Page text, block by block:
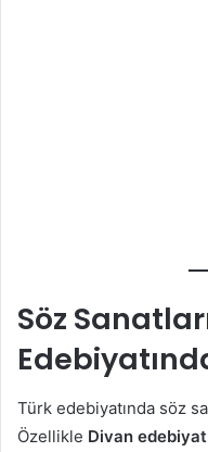
Söz
Türk edebiyatında söz
Özellikle Divan